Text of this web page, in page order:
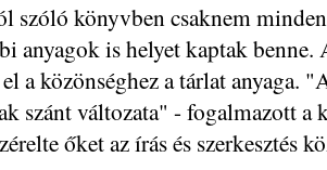
szóló könyvben csaknem
anyagok is helyet kaptak
a közönséghez a tárlat anyaga.
szánt változata" - fogalmazott a
őket az írás és szerkesztés